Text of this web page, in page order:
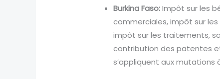
Burkina Faso:Impôt sur les
commerciales, impôt sur
impôt sur les traitements,
contribution des patentes
s’appliquent aux mutations